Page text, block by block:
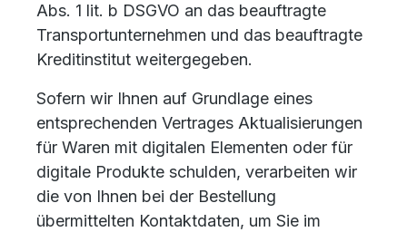
Abs. 1 lit. b DSGVO an das beauftragte
Transportunternehmen und das beauftragte
Kreditinstitut weitergegeben.
Sofern wir Ihnen auf Grundlage eines
entsprechenden Vertrages Aktualisierungen
für Waren mit digitalen Elementen oder für
digitale Produkte schulden, verarbeiten wir
die von Ihnen bei der Bestellung
übermittelten Kontaktdaten, um Sie im